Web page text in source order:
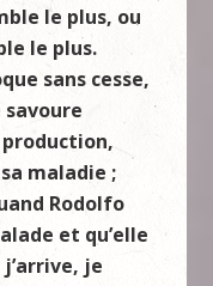
le plus, ou
le plus.
sans cesse,
savoure
maladie ;
Rodolfo
et qu’elle
je